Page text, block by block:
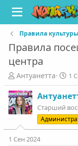
Правила
Правила
центра
А
в
т
о
р
е
м
Антуанетта
Д
а
т
н
а
ч
1
Старший
1 Сен 2024